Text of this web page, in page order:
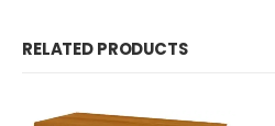
RELATED PRODUCTS